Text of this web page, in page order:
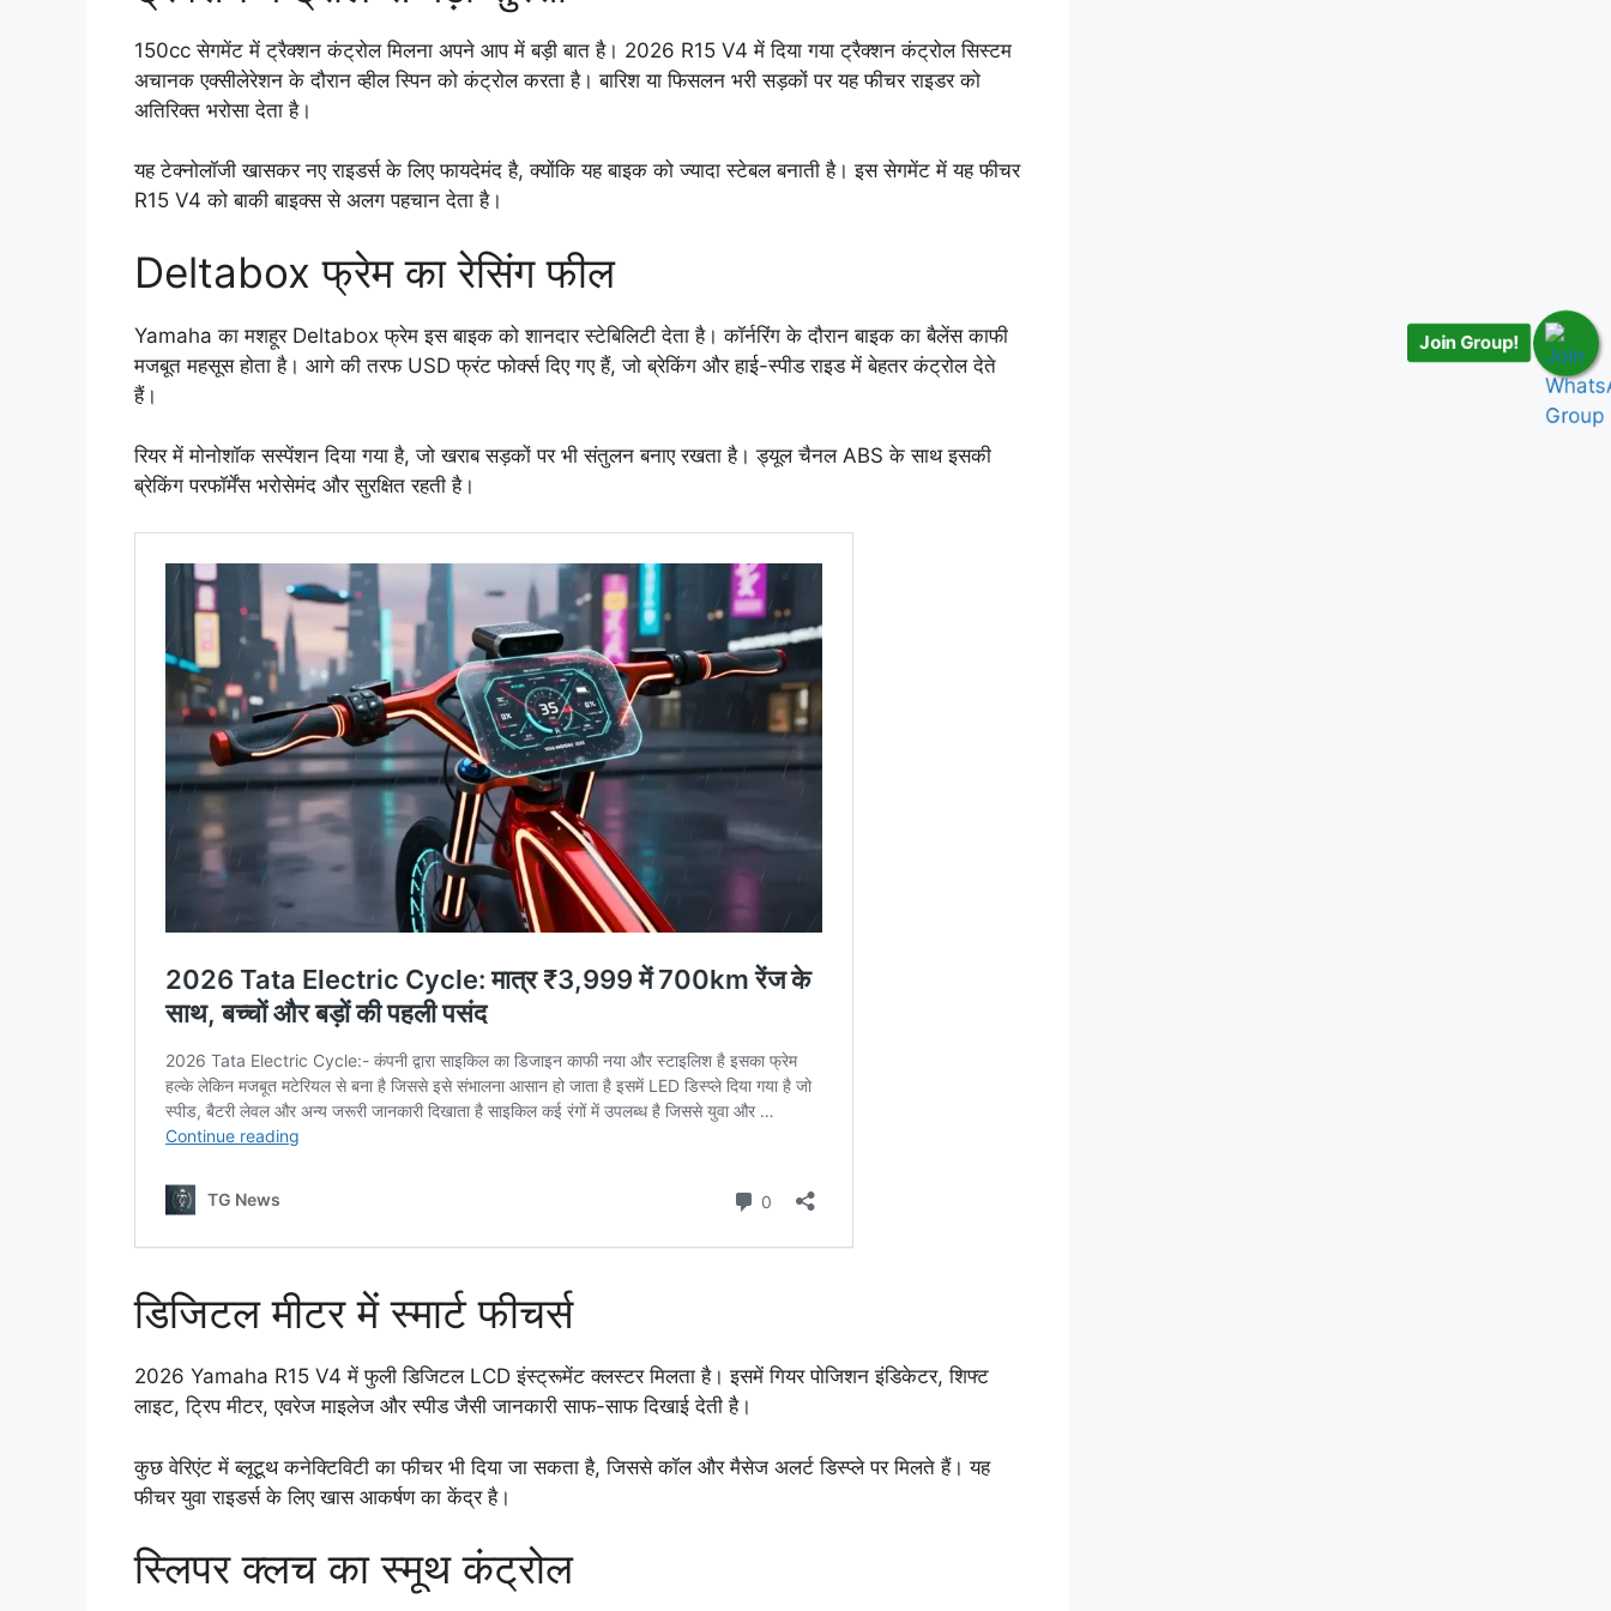
150cc सेगमेंट में ट्रैक्शन कंट्रोल मिलना अपने आप में बड़ी बात है। 2026 R15 V4 में दिया गया ट्रैक्शन कंट्रोल सिस्टम
अचानक एक्सीलेरेशन के दौरान व्हील स्पिन को कंट्रोल करता है। बारिश या फिसलन भरी सड़कों पर यह फीचर राइडर को
अतिरिक्त भरोसा देता है।
यह टेक्नोलॉजी खासकर नए राइडर्स के लिए फायदेमंद है, क्योंकि यह बाइक को ज्यादा स्टेबल बनाती है। इस सेगमेंट में यह फीचर
R15 V4 को बाकी बाइक्स से अलग पहचान देता है।
Deltabox फ्रेम का रेसिंग फील
Yamaha का मशहूर Deltabox फ्रेम इस बाइक को शानदार स्टेबिलिटी देता है। कॉर्नरिंग के दौरान बाइक का बैलेंस काफी
मजबूत महसूस होता है। आगे की तरफ USD फ्रंट फोर्क्स दिए गए हैं, जो ब्रेकिंग और हाई-स्पीड राइड में बेहतर कंट्रोल देते
हैं।
रियर में मोनोशॉक सस्पेंशन दिया गया है, जो खराब सड़कों पर भी संतुलन बनाए रखता है। ड्यूल चैनल ABS के साथ इसकी
ब्रेकिंग परफॉर्मेंस भरोसेमंद और सुरक्षित रहती है।
डिजिटल मीटर में स्मार्ट फीचर्स
2026 Yamaha R15 V4 में फुली डिजिटल LCD इंस्ट्रूमेंट क्लस्टर मिलता है। इसमें गियर पोजिशन इंडिकेटर, शिफ्ट
लाइट, ट्रिप मीटर, एवरेज माइलेज और स्पीड जैसी जानकारी साफ-साफ दिखाई देती है।
कुछ वेरिएंट में ब्लूटूथ कनेक्टिविटी का फीचर भी दिया जा सकता है, जिससे कॉल और मैसेज अलर्ट डिस्प्ले पर मिलते हैं। यह
फीचर युवा राइडर्स के लिए खास आकर्षण का केंद्र है।
स्लिपर क्लच का स्मूथ कंट्रोल
Join Group!